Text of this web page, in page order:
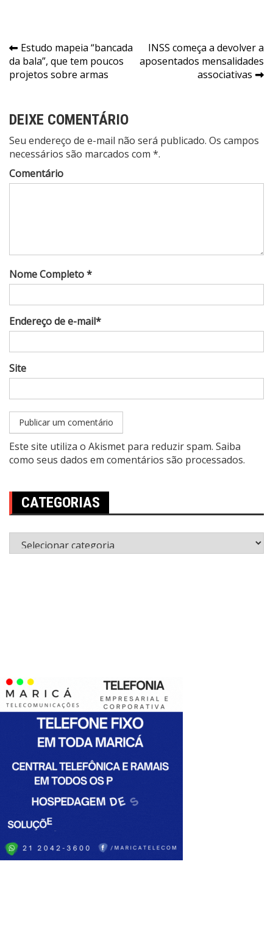
Navegação
de
Estudo mapeia “bancada
da bala”, que tem poucos
projetos sobre armas
INSS começa a devolver a
aposentados mensalidades
associativas
DEIXE COMENTÁRIO
Seu endereço de e-mail não será publicado. Os campos
necessários são marcados com *.
Comentário
Nome Completo *
Endereço de e-mail*
Site
Este site utiliza o Akismet para reduzir spam. Saiba
como seus dados em comentários são processados.
CATEGORIAS
Categorias